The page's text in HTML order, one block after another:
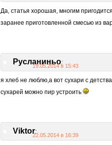
Да, статья хорошая, многим
заранее приготовленной смесью из
Русланиньо:
19.05.2014 в 15:43
я хлеб не люблю,а вот сухари с
сухарей можно пир устроить
Viktor:
22.05.2014 в 16:39